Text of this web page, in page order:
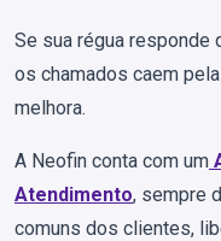
Se sua régua
os chamados caem
melhora.
A Neofin conta com um
Atendimento, sempre
comuns dos clientes,